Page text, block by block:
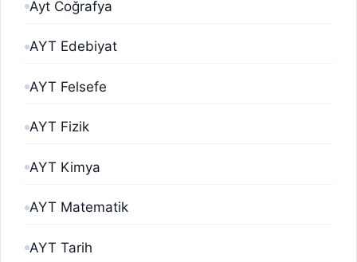
Ayt Coğrafya
AYT Edebiyat
AYT Felsefe
AYT Fizik
AYT Kimya
AYT Matematik
AYT Tarih